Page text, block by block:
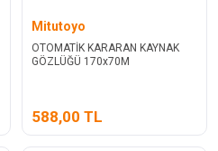
Mitutoyo
OTOMATİK KARARAN KAYNAK
GÖZLÜĞÜ 170x70M
588,00 TL